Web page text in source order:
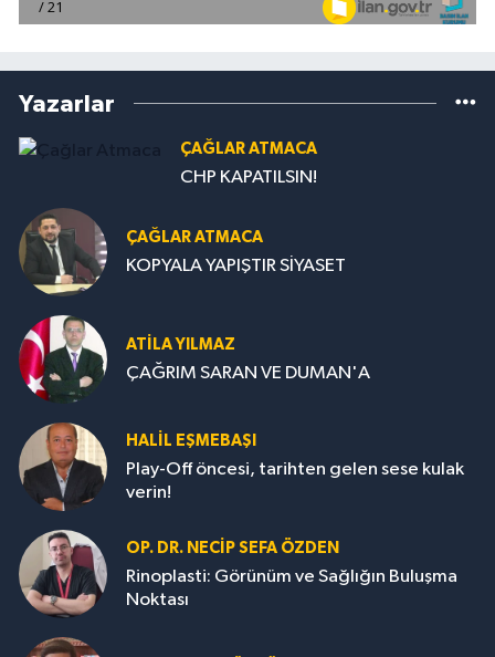
Yazarlar
ÇAĞLAR ATMACA
CHP KAPATILSIN!
ÇAĞLAR ATMACA
KOPYALA YAPIŞTIR SİYASET
ATILA YILMAZ
ÇAĞRIM SARAN VE DUMAN'A
HALIL EŞMEBAŞI
Play-Off öncesi, tarihten gelen sese kulak
verin!
OP. DR. NECIP SEFA ÖZDEN
Rinoplasti: Görünüm ve Sağlığın Buluşma
Noktası